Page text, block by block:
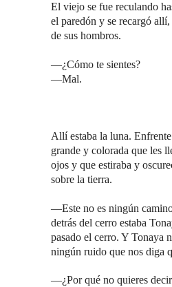
El viejo se fue reculando
el paredón y se recargó
de sus hombros.
—¿Cómo te sientes?
—Mal.
Allí estaba la luna.
grande y colorada que les
ojos y que estiraba y
sobre la tierra.
—Este no es ningún
detrás del cerro estaba
pasado el cerro. Y Tonaya
ningún ruido que nos diga
—¿Por qué no quieres